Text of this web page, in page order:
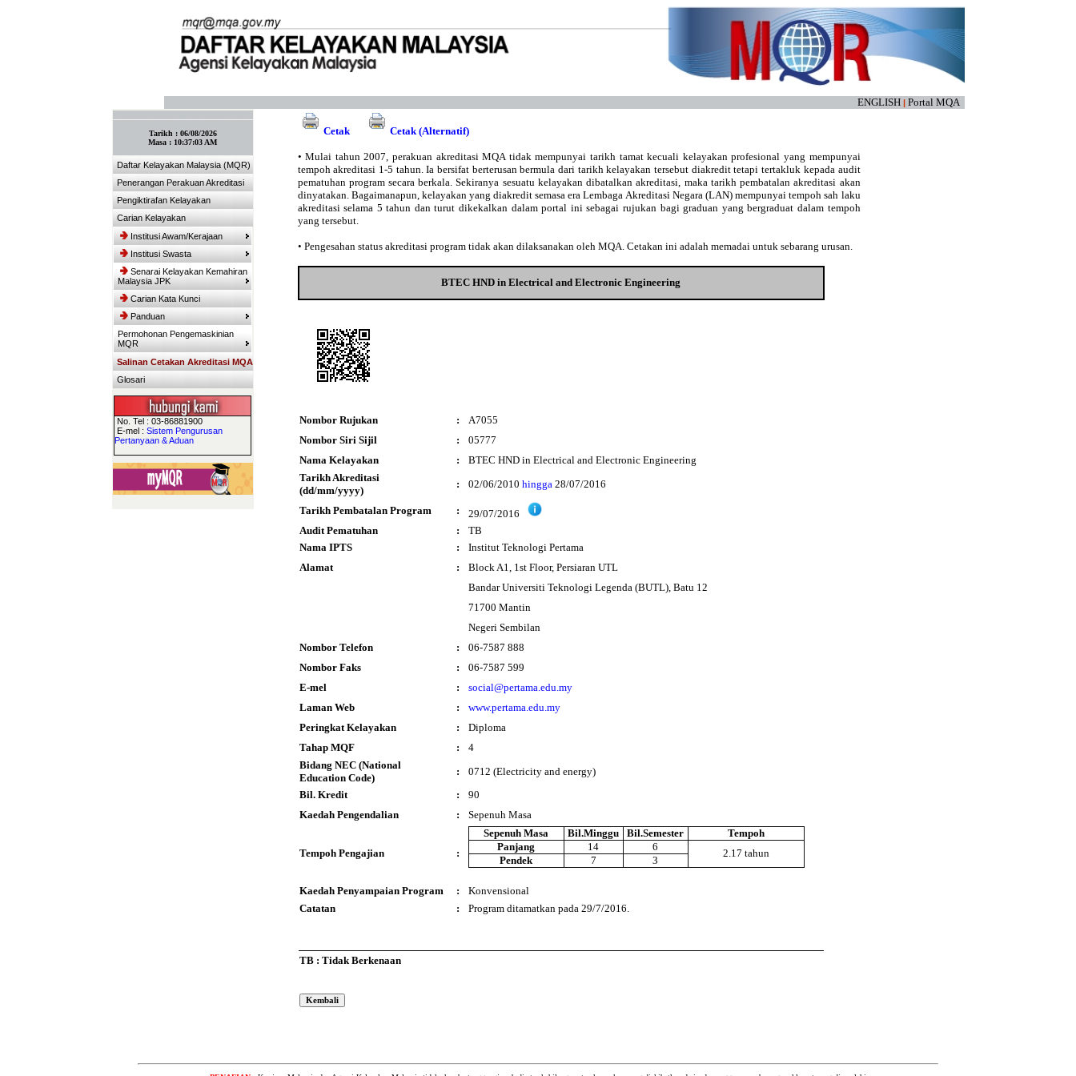
ENGLISH | Portal MQA
Tarikh : 06/08/2026
Masa : 10:37:03 AM
Daftar Kelayakan Malaysia (MQR)
Penerangan Perakuan Akreditasi
Pengiktirafan Kelayakan
Carian Kelayakan
Institusi Awam/Kerajaan
Institusi Swasta
Senarai Kelayakan Kemahiran
Malaysia JPK
Carian Kata Kunci
Panduan
Permohonan Pengemaskinian
MQR
Salinan Cetakan Akreditasi MQA
Glosari
No. Tel : 03-86881900
E-mel : Sistem Pengurusan
Pertanyaan & Aduan
Cetak Cetak (Alternatif)
• Mulai tahun 2007, perakuan akreditasi MQA tidak mempunyai tarikh tamat kecuali kelayakan profesional yang mempunyai
tempoh akreditasi 1-5 tahun. Ia bersifat berterusan bermula dari tarikh kelayakan tersebut diakredit tetapi tertakluk kepada audit
pematuhan program secara berkala. Sekiranya sesuatu kelayakan dibatalkan akreditasi, maka tarikh pembatalan akreditasi akan
dinyatakan. Bagaimanapun, kelayakan yang diakredit semasa era Lembaga Akreditasi Negara (LAN) mempunyai tempoh sah laku
akreditasi selama 5 tahun dan turut dikekalkan dalam portal ini sebagai rujukan bagi graduan yang bergraduat dalam tempoh
yang tersebut.
• Pengesahan status akreditasi program tidak akan dilaksanakan oleh MQA. Cetakan ini adalah memadai untuk sebarang urusan.
BTEC HND in Electrical and Electronic Engineering
Nombor Rujukan :
A7055
Nombor Siri Sijil
:
05777
Nama Kelayakan
:
BTEC HND in Electrical and Electronic Engineering
Tarikh Akreditasi
(dd/mm/yyyy)
: 02/06/2010 hingga28/07/2016
Tarikh Pembatalan Program :
29/07/2016
Audit Pematuhan
:
TB
Nama IPTS
:
Institut Teknologi Pertama
Alamat
:
Block A1, 1st Floor, Persiaran UTL
Bandar Universiti Teknologi Legenda (BUTL), Batu 12
71700 Mantin
Negeri Sembilan
Nombor Telefon
:
06-7587 888
Nombor Faks
:
06-7587 599
E-mel
:
social@pertama.edu.my
Laman Web
:
www.pertama.edu.my
Peringkat Kelayakan
:
Diploma
Tahap MQF
:
4
Bidang NEC (National
Education Code)
:
0712 (Electricity and energy)
Bil. Kredit
:
90
Kaedah Pengendalian
: Sepenuh Masa
Tempoh Pengajian :
Sepenuh Masa Bil.Minggu Bil.Semester
Tempoh
Panjang
14 6
2.17 tahun
Pendek 7 3
Kaedah Penyampaian Program :
Konvensional
Catatan
: Program ditamatkan pada 29/7/2016.
TB : Tidak Berkenaan